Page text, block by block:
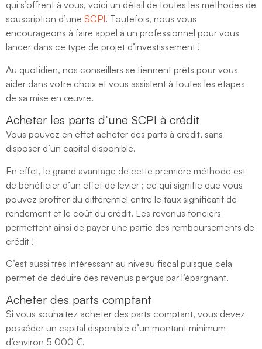
qui s’offrent à vous, voici un détail de toutes les méthodes de
souscription d’une SCPI. Toutefois, nous vous
encourageons à faire appel à un professionnel pour vous
lancer dans ce type de projet d’investissement !
Au quotidien, nos conseillers se tiennent prêts pour vous
aider dans votre choix et vous assistent à toutes les étapes
de sa mise en œuvre.
Acheter les parts d’une SCPI à crédit
Vous pouvez en effet acheter des parts à crédit, sans
disposer d’un capital disponible.
En effet, le grand avantage de cette première méthode est
de bénéficier d’un effet de levier ; ce qui signifie que vous
pouvez profiter du différentiel entre le taux significatif de
rendement et le coût du crédit. Les revenus fonciers
permettent ainsi de payer une partie des remboursements de
crédit !
C’est aussi très intéressant au niveau fiscal puisque cela
permet de déduire des revenus perçus par l’épargnant.
Acheter des parts comptant
Si vous souhaitez acheter des parts comptant, vous devez
posséder un capital disponible d’un montant minimum
d’environ 5 000 €.